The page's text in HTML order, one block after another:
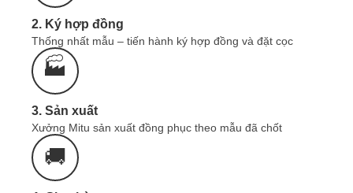
Liên hệ ngay:
Bảng Giá Áo Thun Đồng Phục
Áo Thun Polo Cổ
75k-110k
Dòng áo thun
120-150k
Giá sản phẩm phụ thuộc vào: Số lượng, Chất
liệu, Quy cách sản phẩm.
2. Ký hợp đồng
Thống nhất mẫu – tiến hành ký hợp đồng và đặt cọc
🏭
3. Sản xuất
Xưởng Mitu sản xuất đồng phục theo mẫu đã chốt
🚚